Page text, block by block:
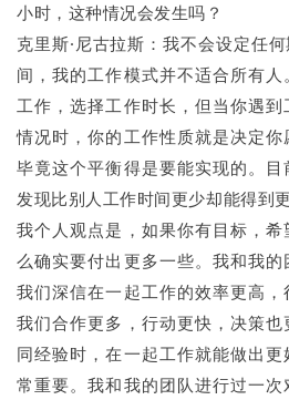
小时，这种情况会发生吗？
克里斯·尼古拉斯：我不会设定任
间，我的工作模式并不适合所有
工作，选择工作时长，但当你遇
情况时，你的工作性质就是决定你
毕竟这个平衡得是要能实现的。
发现比别人工作时间更少却能得到
我个人观点是，如果你有目标，
么确实要付出更多一些。我和我的
我们深信在一起工作的效率更高
我们合作更多，行动更快，决策
同经验时，在一起工作就能做出
常重要。我和我的团队进行过一